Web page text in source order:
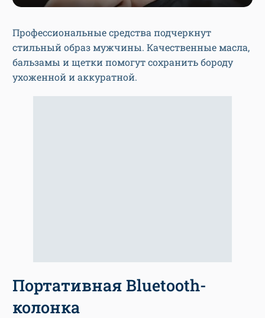
Профессиональные средства подчеркнут
стильный образ мужчины. Качественные масла,
бальзамы и щетки помогут сохранить бороду
ухоженной и аккуратной.
Портативная Bluetooth-
колонка